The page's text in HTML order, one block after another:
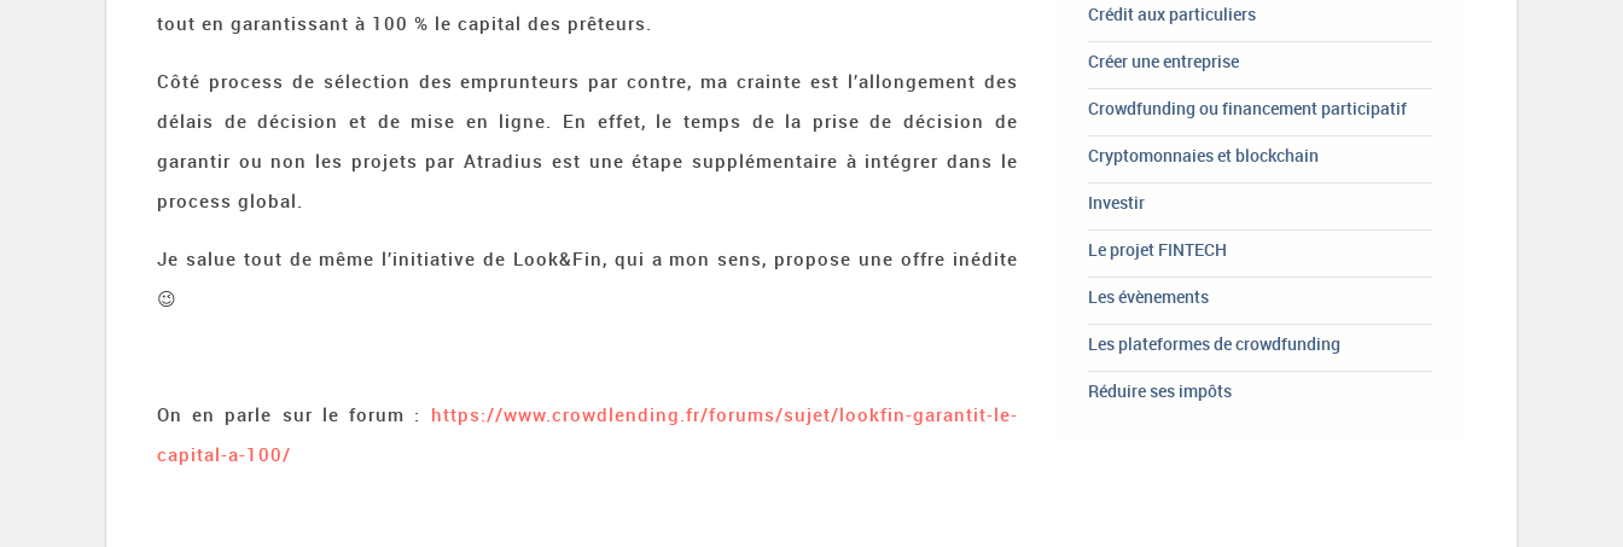
tout en garantissant à 100 % le capital des prêteurs.
Côté process de sélection des emprunteurs par contre, ma crainte est l’allongement des
délais de décision et de mise en ligne. En effet, le temps de la prise de décision de
garantir ou non les projets par Atradius est une étape supplémentaire à intégrer dans le
process global.
Je salue tout de même l’initiative de Look&Fin, qui a mon sens, propose une offre inédite
😉
On en parle sur le forum : https://www.crowdlending.fr/forums/sujet/lookfin-garantit-le-
capital-a-100/
Crédit aux particuliers
Créer une entreprise
Crowdfunding ou financement participatif
Cryptomonnaies et blockchain
Investir
Le projet FINTECH
Les évènements
Les plateformes de crowdfunding
Réduire ses impôts